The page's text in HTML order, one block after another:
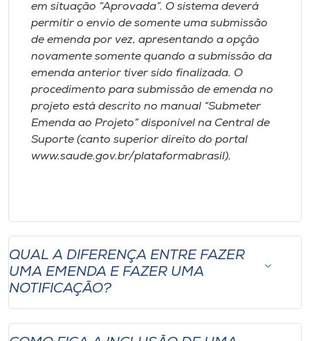
em situação “Aprovada”. O sistema deverá
permitir o envio de somente uma submissão
de emenda por vez, apresentando a opção
novamente somente quando a submissão da
emenda anterior tiver sido finalizada. O
procedimento para submissão de emenda no
projeto está descrito no manual “Submeter
Emenda ao Projeto” disponível na Central de
Suporte (canto superior direito do portal
www.saude.gov.br/plataformabrasil).
QUAL A DIFERENÇA ENTRE FAZER
UMA EMENDA E FAZER UMA
NOTIFICAÇÃO?